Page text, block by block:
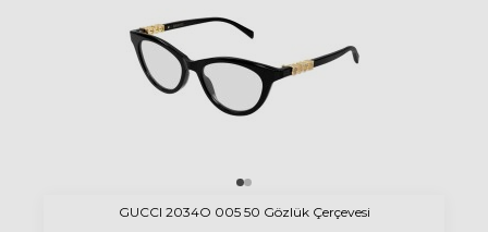
GUCCI 2034O 005 50 Gözlük Çerçevesi